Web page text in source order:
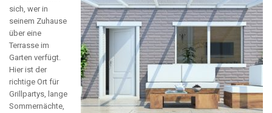
sich, wer in
seinem Zuhause
über eine
Terrasse im
Garten verfügt.
Hier ist der
richtige Ort für
Grillpartys, lange
Sommernächte,